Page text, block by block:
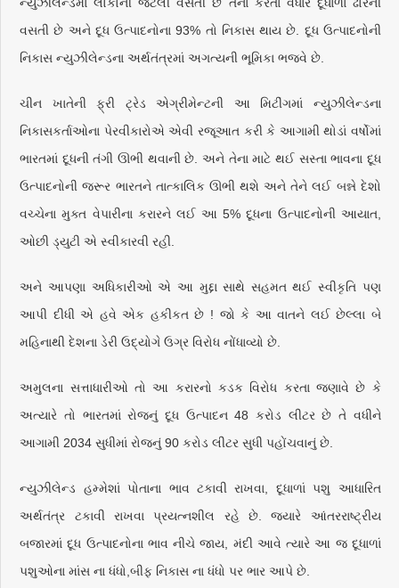
વસતી છે અને દૂધ ઉત્પાદનોના 93% તો નિકાસ થાય છે. દૂધ ઉત્પાદનોની
નિકાસ ન્યુઝીલેન્ડના અર્થતંત્રમાં અગત્યની ભૂમિકા ભજવે છે.
ચીન ખાતેની ફ્રી ટ્રેડ એગ્રીમેન્ટની આ મિટીંગમાં ન્યુઝીલેન્ડના
નિકાસકર્તાઓના પેરવીકારોએ એવી રજૂઆત કરી કે આગામી થોડાં વર્ષોમાં
ભારતમાં દૂધની તંગી ઊભી થવાની છે. અને તેના માટે થઈ સસ્તા ભાવના દૂધ
ઉત્પાદનોની જરૂર ભારતને તાત્કાલિક ઊભી થશે અને તેને લઈ બન્ને દેશો
વચ્ચેના મુક્ત વેપારીના કરારને લઈ આ 5% દૂધના ઉત્પાદનોની આયાત,
ઓછી ડ્યુટી એ સ્વીકારવી રહી.
અને આપણા અધિકારીઓ એ આ મુદ્દા સાથે સહમત થઈ સ્વીકૃતિ પણ
આપી દીધી એ હવે એક હકીકત છે ! જો કે આ વાતને લઈ છેલ્લા બે
મહિનાથી દેશના ડેરી ઉદ્યોગે ઉગ્ર વિરોધ નોંધાવ્યો છે.
અમુલના સત્તાધારીઓ તો આ કરારનો કડક વિરોધ કરતા જણાવે છે કે
અત્યારે તો ભારતમાં રોજનું દૂધ ઉત્પાદન 48 કરોડ લીટર છે તે વધીને
આગામી 2034 સુધીમાં રોજનું 90 કરોડ લીટર સુધી પહોંચવાનું છે.
ન્યુઝીલેન્ડ હમ્મેશાં પોતાના ભાવ ટકાવી રાખવા, દૂધાળાં પશુ આધારિત
અર્થતંત્ર ટકાવી રાખવા પ્રયત્નશીલ રહે છે. જ્યારે આંતરરાષ્ટ્રીય
બજારમાં દૂધ ઉત્પાદનોના ભાવ નીચે જાય, મંદી આવે ત્યારે આ જ દૂધાળાં
પશુઓના માંસ ના ધંધો,બીફ નિકાસ ના ધંધો પર ભાર આપે છે.